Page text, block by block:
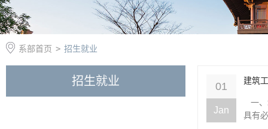
系部首页 > 招生就业
招生就业 01
Jan
建筑
一、
具有